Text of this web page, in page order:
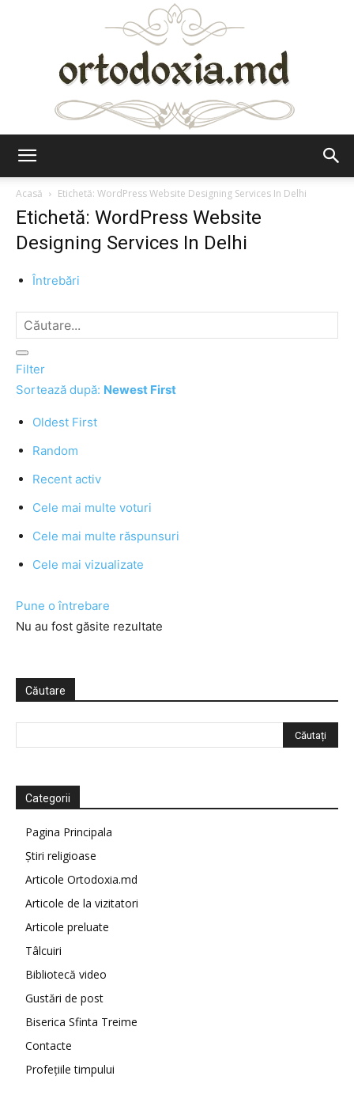
Acasă
Etichetă: WordPress Website Designing Services In Delhi
Etichetă: WordPress Website
Designing Services In Delhi
Întrebări
Filter
Sortează după: Newest First
Oldest First
Random
Recent activ
Cele mai multe voturi
Cele mai multe răspunsuri
Cele mai vizualizate
Pune o întrebare
Nu au fost găsite rezultate
Căutare
Categorii
Pagina Principala
Știri religioase
Articole Ortodoxia.md
Articole de la vizitatori
Articole preluate
Tâlcuiri
Bibliotecă video
Gustări de post
Biserica Sfinta Treime
Contacte
Profețiile timpului